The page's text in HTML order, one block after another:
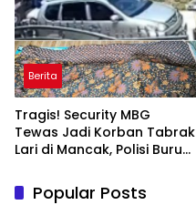
Berita
Tragis! Security MBG
Tewas Jadi Korban Tabrak
Lari di Mancak, Polisi Buru
Kijang Innova
Popular Posts